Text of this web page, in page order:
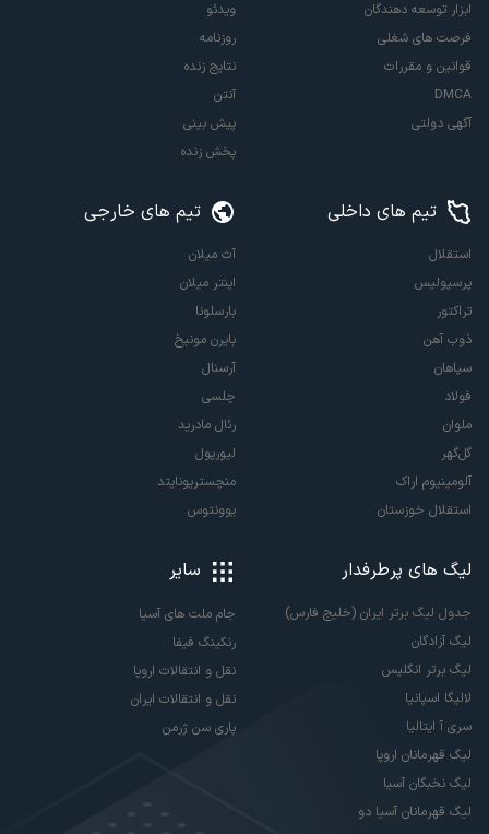
ابزار توسعه دهندگان
فرصت های شغلی
قوانین و مقررات
DMCA
آگهی دولتی
ویدئو
روزنامه
نتایج زنده
آنتن
پیش بینی
پخش زنده
تیم های داخلی
استقلال
پرسپولیس
تراکتور
ذوب آهن
سپاهان
فولاد
ملوان
گل‌گهر
آلومینیوم اراک
استقلال خوزستان
تیم های خارجی
آث میلان
اینتر میلان
بارسلونا
بایرن مونیخ
آرسنال
چلسی
رئال مادرید
لیورپول
منچستریونایتد
یوونتوس
لیگ های پرطرفدار
جدول لیگ برتر ایران (خلیج فارس)
لیگ آزادگان
لیگ برتر انگلیس
لالیگا اسپانیا
سری آ ایتالیا
لیگ قهرمانان اروپا
لیگ نخبگان آسیا
لیگ قهرمانان آسیا دو
سایر
جام ملت های آسیا
رنکینگ فیفا
نقل و انتقالات اروپا
نقل و انتقالات ایران
پاری سن ژرمن